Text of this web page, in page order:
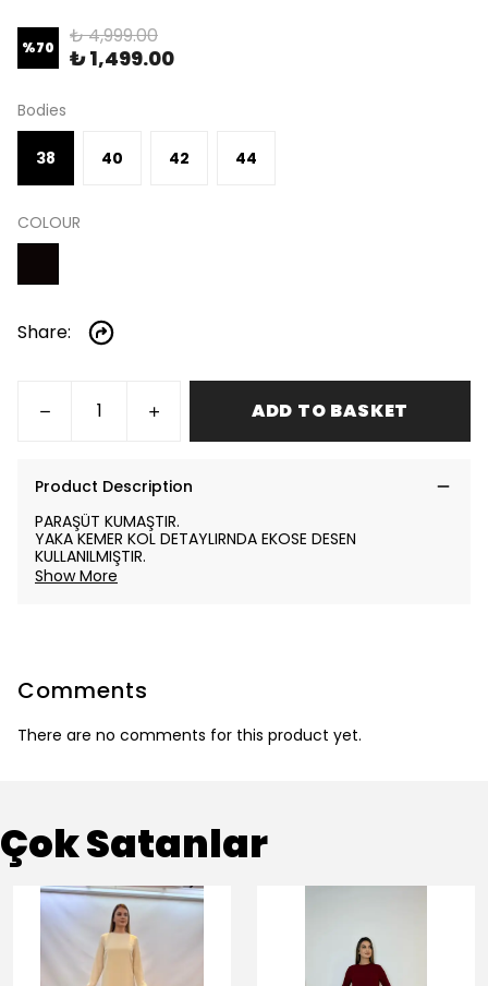
%70 ₺ 4,999.00
₺ 1,499.00
Bodies
38 40 42 44
COLOUR
Share:
ADD TO BASKET
Product Description
PARAŞÜT KUMAŞTIR.
YAKA KEMER KOL DETAYLIRNDA EKOSE DESEN
KULLANILMIŞTIR.
Show More
Comments
There are no comments for this product yet.
Çok Satanlar